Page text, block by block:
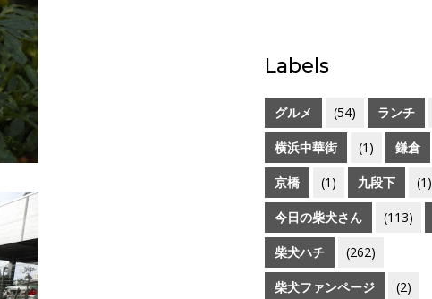
Labels
グルメ (54) ランチ
横浜中華街 (1) 鎌倉
京橋 (1) 九段下 (1)
今日の柴犬さん (113)
柴犬ハチ (262)
柴犬ファンページ (2)